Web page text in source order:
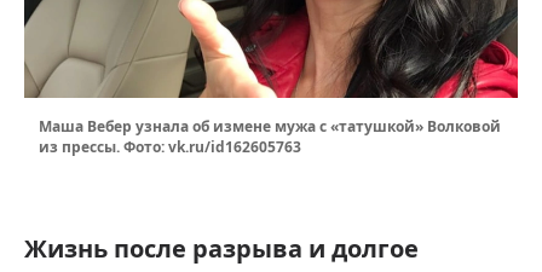
Маша Вебер узнала об измене мужа с «татушкой» Волковой
из прессы. Фото: vk.ru/id162605763
Жизнь после разрыва и долгое